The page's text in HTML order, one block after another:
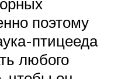
поэтому
птицееда
любого